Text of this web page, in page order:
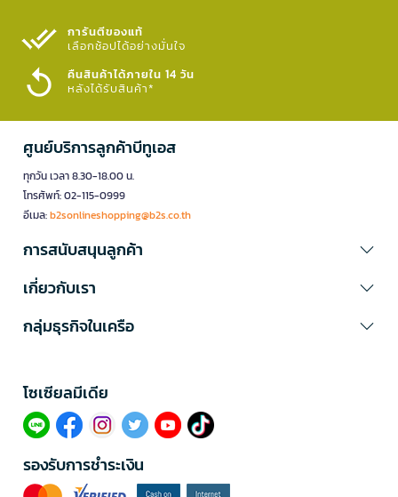
การันตีของแท้
เลือกช้อปได้อย่างมั่นใจ​
คืนสินค้าได้ภายใน 14 วัน
หลังได้รับสินค้า*
ศูนย์บริการลูกค้าบีทูเอส
ทุกวัน เวลา 8.30-18.00 น.
โทรศัพท์: 02-115-0999
อีเมล:b2sonlineshopping@b2s.co.th
การสนับสนุนลูกค้า
เกี่ยวกับเรา
กลุ่มธุรกิจในเครือ
โซเซียลมีเดีย​
รองรับการชำระเงิน